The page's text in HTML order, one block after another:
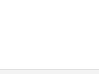
Krog Christoffersen